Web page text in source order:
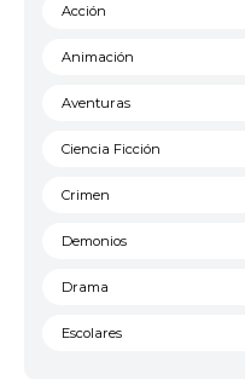
Acción
Animación
Aventuras
Ciencia Ficción
Crimen
Demonios
Drama
Escolares